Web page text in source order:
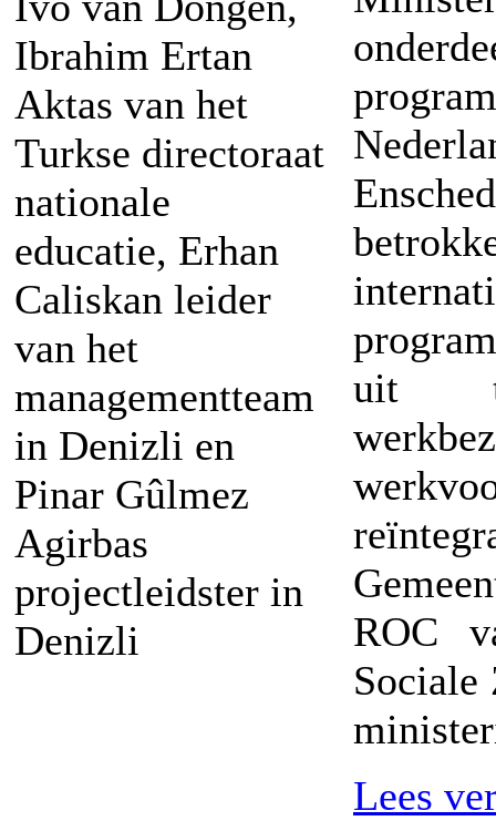
Ibrahim Ertan
Aktas van het
Turkse directoraat
nationale
educatie, Erhan
Caliskan leider
van het
managementteam
in Denizli en
Pinar Gûlmez
Agirbas
projectleidster in
Denizli
uit
ROC
Sociale
Lees